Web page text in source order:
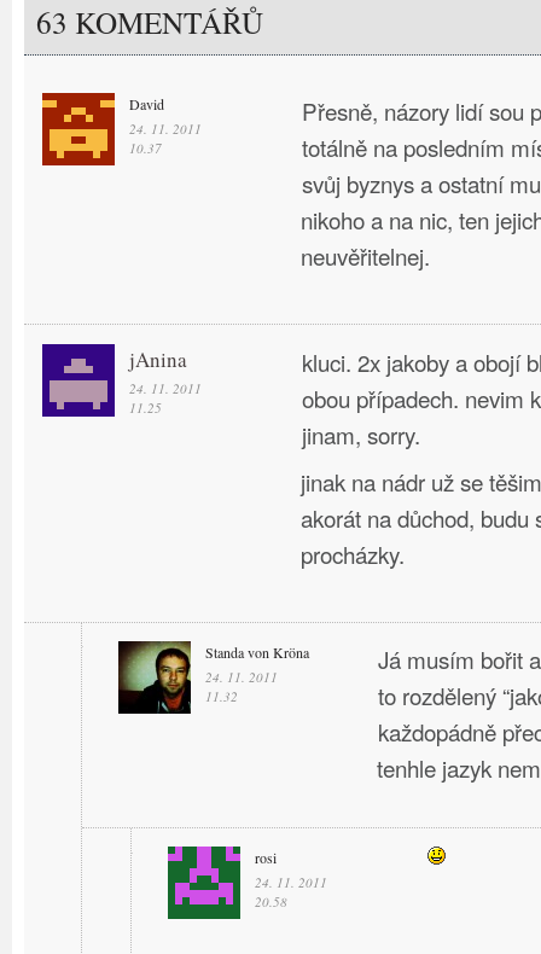
63 KOMENTÁŘŮ
David
24. 11. 2011
10.37
Přesně, názory lidí sou
totálně na posledním
svůj byznys a ostatní
nikoho a na nic, ten
neuvěřitelnej.
jAnina
24. 11. 2011
11.25
kluci. 2x jakoby a obojí
obou případech. nevim
jinam, sorry.
jinak na nádr už se
akorát na důchod, budu
procházky.
Standa von Kröna
24. 11. 2011
11.32
Já musím bořit
to rozdělený
každopádně
tenhle jazyk
rosi
24. 11. 2011
20.58